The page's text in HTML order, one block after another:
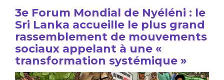
3e Forum Mondial de Nyéléni : le
Sri Lanka accueille le plus grand
rassemblement de mouvements
sociaux appelant à une «
transformation systémique »